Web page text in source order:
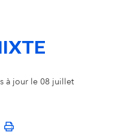
à jour le 08 juillet
Facebook
un nouvel onglet)
Twitter
un nouvel onglet)
sur LinkedIn
dans un nouvel onglet)
par mail
dans un nouvel
Imprimer